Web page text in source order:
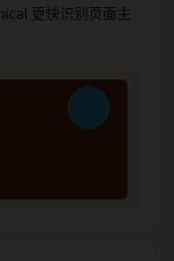
更快识别页面主